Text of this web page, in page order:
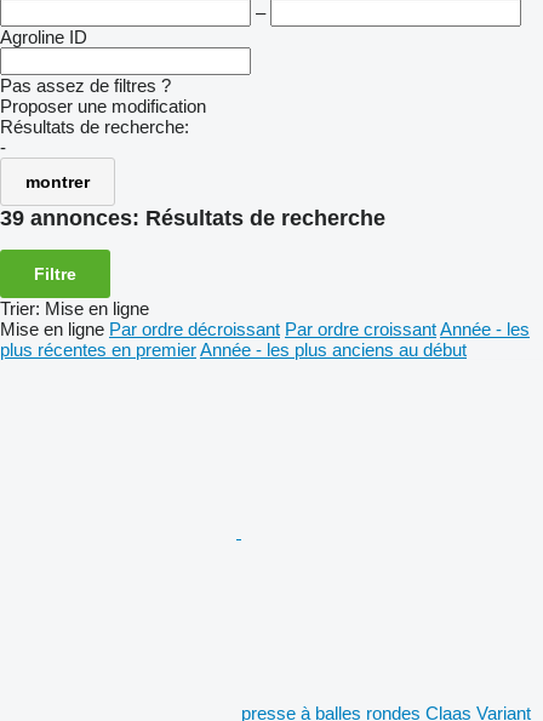
–
Agroline ID
Pas assez de filtres ?
Proposer une modification
Résultats de recherche:
-
montrer
39 annonces: Résultats de recherche
Filtre
Trier: Mise en ligne
Mise en ligne Par ordre décroissant Par ordre croissantAnnée - les
plus récentes en premierAnnée - les plus anciens au début
presse à balles rondes Claas Variant